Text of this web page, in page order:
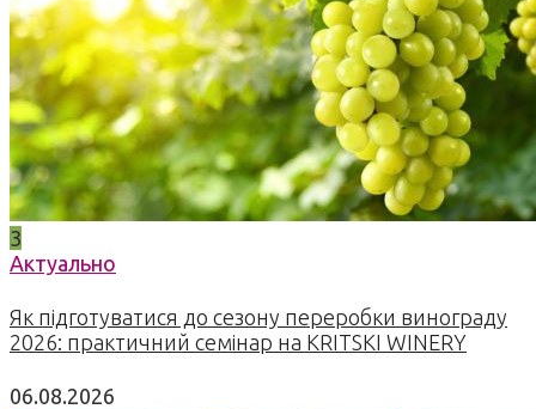
3
Актуально
Як підготуватися до сезону переробки винограду
2026: практичний семінар на KRITSKI WINERY
06.08.2026